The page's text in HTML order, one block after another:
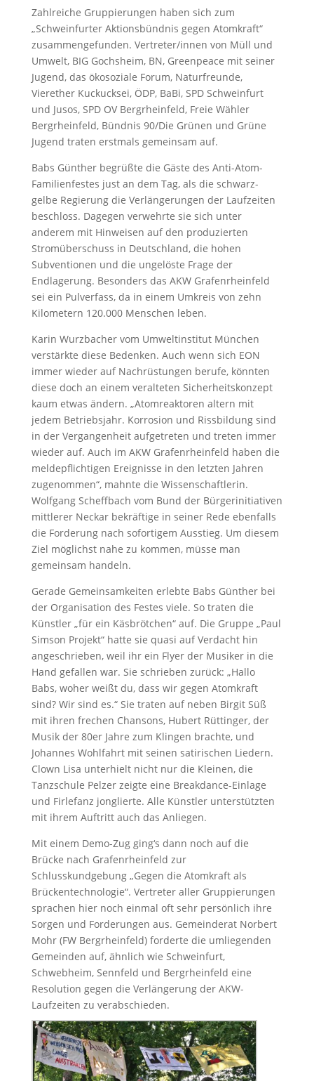
Zahlreiche Gruppierungen haben sich zum
„Schweinfurter Aktionsbündnis gegen Atomkraft“
zusammengefunden. Vertreter/innen von Müll und
Umwelt, BIG Gochsheim, BN, Greenpeace mit seiner
Jugend, das ökosoziale Forum, Naturfreunde,
Vierether Kuckucksei, ÖDP, BaBi, SPD Schweinfurt
und Jusos, SPD OV Bergrheinfeld, Freie Wähler
Bergrheinfeld, Bündnis 90/Die Grünen und Grüne
Jugend traten erstmals gemeinsam auf.
Babs Günther begrüßte die Gäste des Anti-Atom-
Familienfestes just an dem Tag, als die schwarz-
gelbe Regierung die Verlängerungen der Laufzeiten
beschloss. Dagegen verwehrte sie sich unter
anderem mit Hinweisen auf den produzierten
Stromüberschuss in Deutschland, die hohen
Subventionen und die ungelöste Frage der
Endlagerung. Besonders das AKW Grafenrheinfeld
sei ein Pulverfass, da in einem Umkreis von zehn
Kilometern 120.000 Menschen leben.
Karin Wurzbacher vom Umweltinstitut München
verstärkte diese Bedenken. Auch wenn sich EON
immer wieder auf Nachrüstungen berufe, könnten
diese doch an einem veralteten Sicherheitskonzept
kaum etwas ändern. „Atomreaktoren altern mit
jedem Betriebsjahr. Korrosion und Rissbildung sind
in der Vergangenheit aufgetreten und treten immer
wieder auf. Auch im AKW Grafenrheinfeld haben die
meldepflichtigen Ereignisse in den letzten Jahren
zugenommen“, mahnte die Wissenschaftlerin.
Wolfgang Scheffbach vom Bund der Bürgerinitiativen
mittlerer Neckar bekräftige in seiner Rede ebenfalls
die Forderung nach sofortigem Ausstieg. Um diesem
Ziel möglichst nahe zu kommen, müsse man
gemeinsam handeln.
Gerade Gemeinsamkeiten erlebte Babs Günther bei
der Organisation des Festes viele. So traten die
Künstler „für ein Käsbrötchen“ auf. Die Gruppe „Paul
Simson Projekt“ hatte sie quasi auf Verdacht hin
angeschrieben, weil ihr ein Flyer der Musiker in die
Hand gefallen war. Sie schrieben zurück: „Hallo
Babs, woher weißt du, dass wir gegen Atomkraft
sind? Wir sind es.“ Sie traten auf neben Birgit Süß
mit ihren frechen Chansons, Hubert Rüttinger, der
Musik der 80er Jahre zum Klingen brachte, und
Johannes Wohlfahrt mit seinen satirischen Liedern.
Clown Lisa unterhielt nicht nur die Kleinen, die
Tanzschule Pelzer zeigte eine Breakdance-Einlage
und Firlefanz jonglierte. Alle Künstler unterstützten
mit ihrem Auftritt auch das Anliegen.
Mit einem Demo-Zug ging‘s dann noch auf die
Brücke nach Grafenrheinfeld zur
Schlusskundgebung „Gegen die Atomkraft als
Brückentechnologie“. Vertreter aller Gruppierungen
sprachen hier noch einmal oft sehr persönlich ihre
Sorgen und Forderungen aus. Gemeinderat Norbert
Mohr (FW Bergrheinfeld) forderte die umliegenden
Gemeinden auf, ähnlich wie Schweinfurt,
Schwebheim, Sennfeld und Bergrheinfeld eine
Resolution gegen die Verlängerung der AKW-
Laufzeiten zu verabschieden.